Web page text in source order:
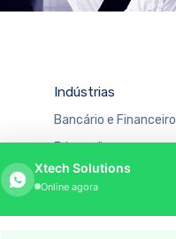
Indústrias
Bancário e Financeiro
Educação
Manufatura
Xtech Solutions
Online agora